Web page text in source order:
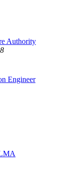
Authority
Engineer